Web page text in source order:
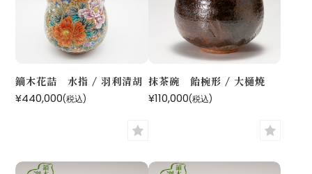
鏑木花詰 水指 / 羽利清胡
¥440,000(税込)
抹茶碗 飴椀形 / 大樋焼
¥110,000(税込)